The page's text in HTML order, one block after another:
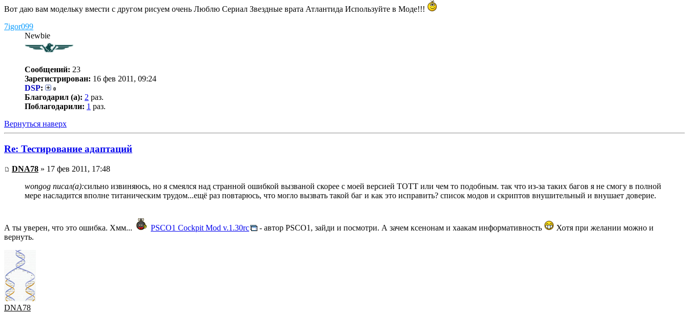
Вот даю вам модельку вмести с другом рисуем очень Люблю Сериал Звездные врата Атлантида Используйте в Моде!!!
7igor099
Newbie
Сообщений: 23
Зарегистрирован: 16 фев 2011, 09:24
DSP: 0
Благодарил (а): 2 раз.
Поблагодарили: 1 раз.
Вернуться наверх
Re: Тестирование адаптаций
DNA78 » 17 фев 2011, 17:48
wongog писал(а):сильно извиняюсь, но я смеялся над странной ошибкой вызваной скорее с моей версией ТОТТ или чем то подобным. так что из-за таких багов я не смогу в полной
мере насладится вполне титаническим трудом...ещё раз повтарюсь, что могло вызвать такой баг и как это исправить? список модов и скриптов внушительный и внушает доверие.
А ты уверен, что это ошибка. Хмм... PSCO1 Cockpit Mod v.1.30rc - автор PSCO1, зайди и посмотри. А зачем ксенонам и хаакам информативность
Хотя при желании можно и
вернуть.
DNA78